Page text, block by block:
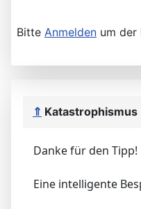
Bitte Anmelden um der
⇑ Katastrophismus
Danke für den Tipp!
Eine intelligente